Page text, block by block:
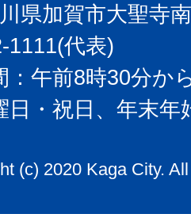
県加賀市大聖寺
1111(代表)
：午前8時30分か
日・祝日、年末
(c) 2020 Kaga City.